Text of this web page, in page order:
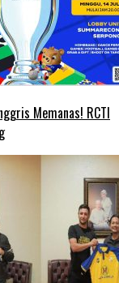
Memanas! RCTI